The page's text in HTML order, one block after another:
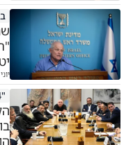
"24 שעות מאתגרות"